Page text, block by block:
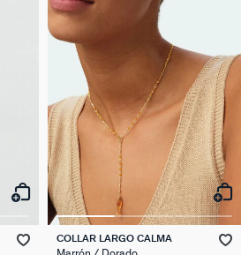
COLLAR LARGO CALMA